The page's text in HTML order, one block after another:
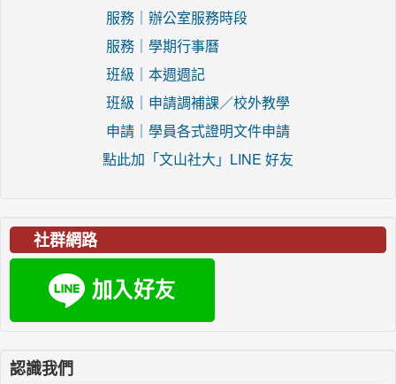
服務｜辦公室服務時段
服務｜學期行事曆
班級｜本週週記
班級｜申請調補課／校外教學
申請｜學員各式證明文件申請
點此加「文山社大」LINE 好友
社群網路
認識我們